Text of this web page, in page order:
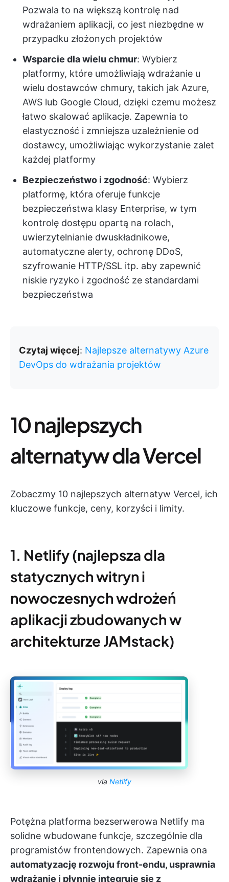
Pozwala to na większą kontrolę nad
wdrażaniem aplikacji, co jest niezbędne w
przypadku złożonych projektów
Wsparcie dla wielu chmur: Wybierz
platformy, które umożliwiają wdrażanie u
wielu dostawców chmury, takich jak Azure,
AWS lub Google Cloud, dzięki czemu możesz
łatwo skalować aplikacje. Zapewnia to
elastyczność i zmniejsza uzależnienie od
dostawcy, umożliwiając wykorzystanie zalet
każdej platformy
Bezpieczeństwo i zgodność: Wybierz
platformę, która oferuje funkcje
bezpieczeństwa klasy Enterprise, w tym
kontrolę dostępu opartą na rolach,
uwierzytelnianie dwuskładnikowe,
automatyczne alerty, ochronę DDoS,
szyfrowanie HTTP/SSL itp. aby zapewnić
niskie ryzyko i zgodność ze standardami
bezpieczeństwa
Czytaj więcej: Najlepsze alternatywy Azure
DevOps do wdrażania projektów
10 najlepszych
alternatyw dla Vercel
Zobaczmy 10 najlepszych alternatyw Vercel, ich
kluczowe funkcje, ceny, korzyści i limity.
1. Netlify (najlepsza dla
statycznych witryn i
nowoczesnych wdrożeń
aplikacji zbudowanych w
architekturze JAMstack)
via Netlify
Potężna platforma bezserwerowa Netlify ma
solidne wbudowane funkcje, szczególnie dla
programistów frontendowych. Zapewnia ona
automatyzację rozwoju front-endu, usprawnia
wdrażanie i płynnie integruje się z